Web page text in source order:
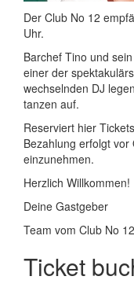
Der Club No 12
Uhr.
Barchef Tino und
einer der
wechselnden DJ
tanzen auf.
Reserviert hier
Bezahlung erfolgt
einzunehmen.
Herzlich Willkommen!
Deine Gastgeber
Team vom Club No 12
Ticket